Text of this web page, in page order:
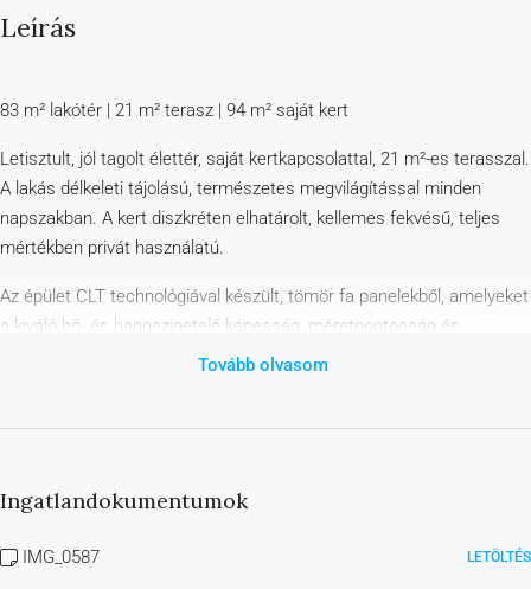
Leírás
83 m² lakótér | 21 m² terasz | 94 m² saját kert
Letisztult, jól tagolt élettér, saját kertkapcsolattal, 21 m²-es terasszal.
A lakás délkeleti tájolású, természetes megvilágítással minden
napszakban. A kert diszkréten elhatárolt, kellemes fekvésű, teljes
mértékben privát használatú.
Az épület CLT technológiával készült, tömör fa panelekből, amelyeket
a kiváló hő- és hangszigetelő képesség, méretpontosság és
alacsony környezeti terhelés jellemez. A szerkezet tűzbiztonságát
A hűtést és fűtést egyéni hőszivattyús rendszer biztosítja, amely
csendesen keringteti, jelenlétszabályozással, párátlanítással. A
Tovább olvasom
Ingatlandokumentumok
IMG_0587 LETÖLTÉS